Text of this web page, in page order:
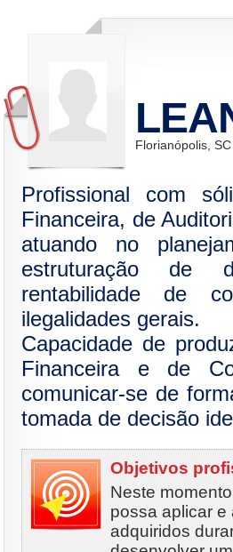
Florianópolis, SC
Profissional com
Financeira, de
atuando no
estruturação de
rentabilidade de
ilegalidades gerais.
Capacidade de
Financeira e de
comunicar-se de
tomada de decisão
Objetivos
Neste
possa aplicar e
adquiridos